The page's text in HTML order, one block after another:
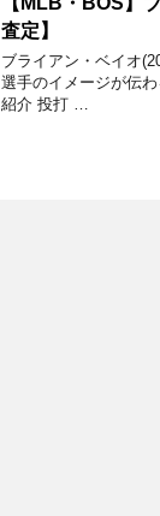
査定】
ブライアン・ベイオ
選手のイメージが伝
紹介 投打 …